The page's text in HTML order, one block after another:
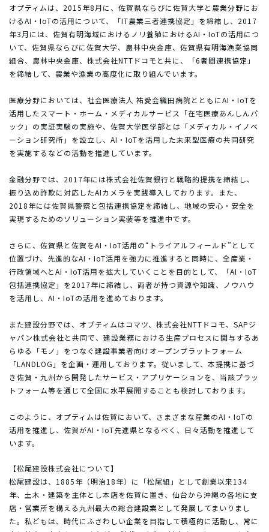
オプティムは、2015年8月に、佐賀県ならびに佐賀大学と農業分野にお
けるAI・IoTの活用について、「IT農業三者連携協定」を締結し、2017
年3月には、佐賀有明海域におけるノリ養殖におけるAI・IoTの活用につ
いて、佐賀県ならびに佐賀大学、農林中央金庫、佐賀県有明海漁業協同
組合、農林中央金庫、株式会社NTTドコモと共に、「6者間連携協定」
を締結して、農業や漁業の高度化に取り組んでいます。
医療分野においては、社会医療法人 祐愛会織田病院とともにAI・IoTを
活用したスマート・ホーム・メディカルサービス「在宅医療あんしんパ
ック」の実証実験の実施や、佐賀大学医学部とは「メディカル・イノベ
ーション研究所」を設立し、AI・IoTを活用した未来型医療の共同研究
を実施するなどの活動を推進しています。
金融分野では、2017年には株式会社佐賀銀行と戦略的提携を締結し、
振り込め詐欺に対応したAIカメラを実践導入しております。また、
2018年には佐賀県警察と包括連携協定を締結し、地域の安心・安全を
実現するためのソリューション実装等を推進中です。
さらに、佐賀県と佐賀をAI・IoT活用の“トライアルフィールド”として
位置づけ、先進的なAI・IoT活用を強力に推進すると同時に、全産業・
行政領域へとAI・IoT活用を拡大していくことを目的として、「AI・IoT
包括連携協定」を2017年に締結し、両者が持つ資源や知識、ノウハウ
を活用し、AI・IoTの活用を進めております。
また建設分野では、オプティムはコマツ、株式会社NTTドコモ、SAPジ
ャパン株式会社と共同で、建設業務における生産プロセスに関与するあ
らゆる「モノ」をつなぐ建設事業者向けオープンプラットフォーム
「LANDLOG」を企画・運用しております。従いまして、本提携に基づ
き佐賀・九州から開発したサービス・アプリケーションを、当該プラッ
トフォーム等を通じて全国に水平展開することも検討しております。
このように、オプティムは佐賀において、さまざまな産業のAI・IoTの
活用を推進し、佐賀がAI・IoT先進県となるべく、日々活動を推進して
います。
【松尾建設株式会社について】
松尾建設は、1885年（明治18年）に「松尾組」として創業以来134
年、土木・建築を主体とし本店を佐賀に置き、仙台から沖縄の各地に支
店・営業所を構える九州最大の総合建設業として発展してまいりまし
た。私どもは、時代にふさわしい企業を目指して積極的に活動し、常に